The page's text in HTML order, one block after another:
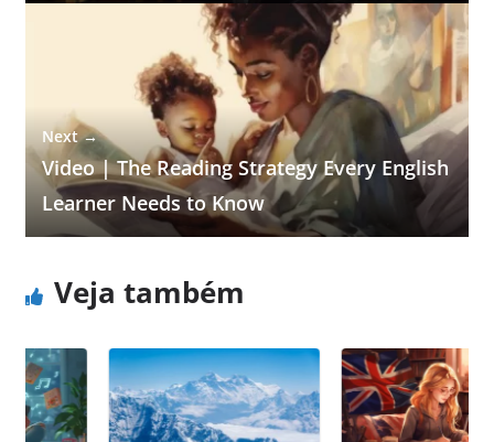
Next →
Video | The Reading Strategy Every English
Learner Needs to Know
Veja também